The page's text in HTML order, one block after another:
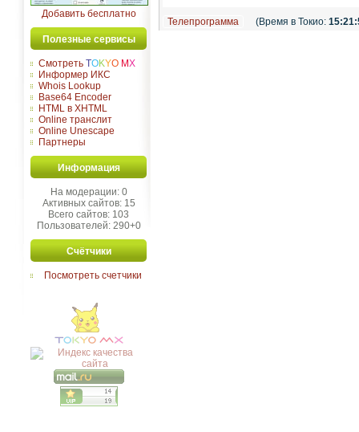
Добавить бесплатно
Полезные сервисы
Смотреть TOKYO MX
Информер ИКС
Whois Lookup
Base64 Encoder
HTML в XHTML
Online транслит
Online Unescape
Партнеры
Информация
На модерации: 0
Активных сайтов: 15
Всего сайтов: 103
Пользователей: 290+0
Счётчики
Посмотреть счетчики
Телепрограмма (Время в Токио: